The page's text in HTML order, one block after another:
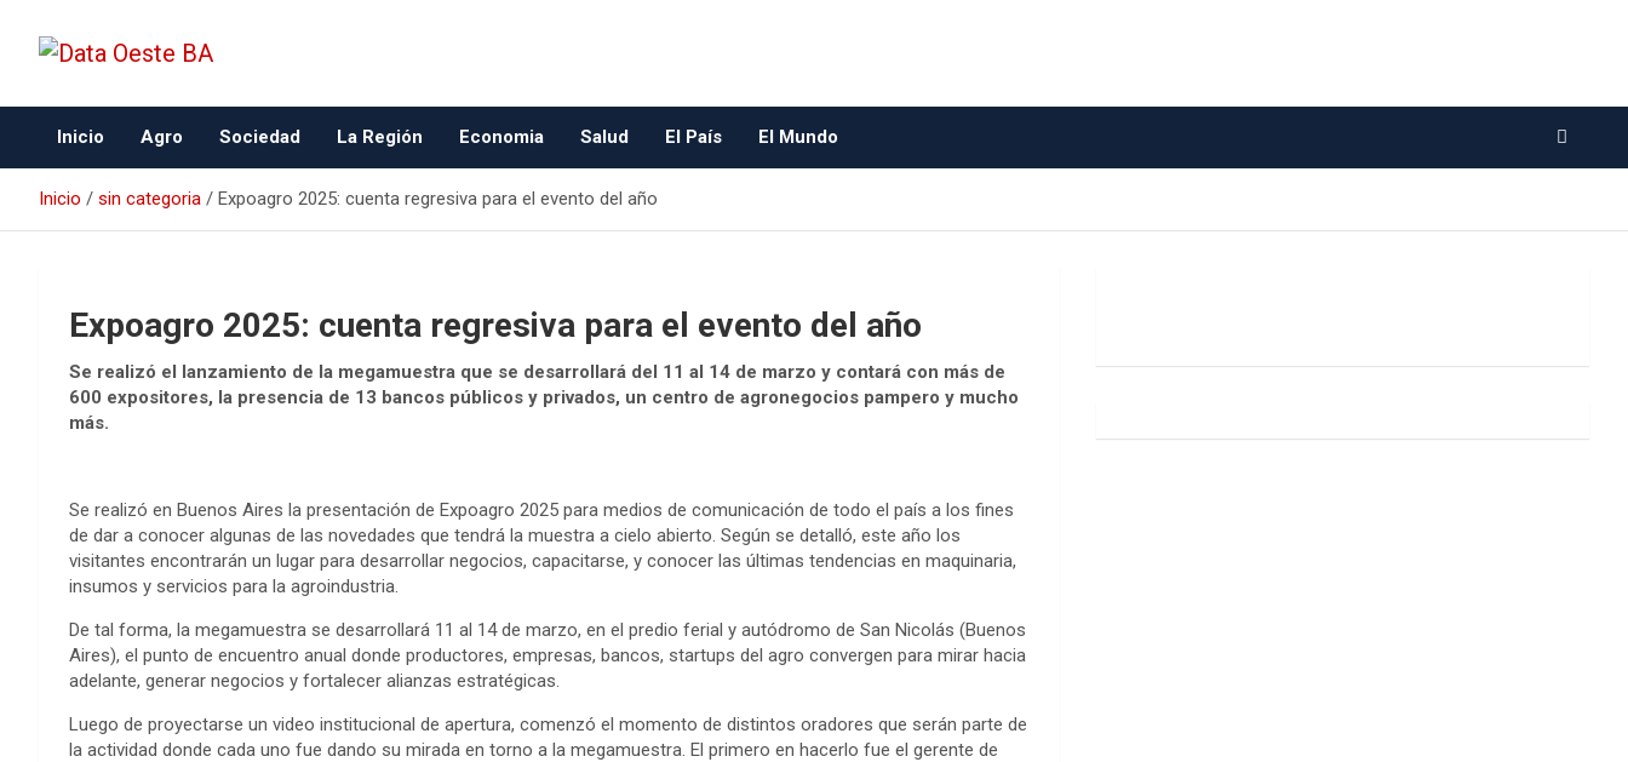
Data Oeste BA
Inicio Agro Sociedad La Región Economia Salud El País El Mundo
Inicio sin categoria Expoagro 2025: cuenta regresiva para el evento del año
Expoagro 2025: cuenta regresiva para el evento del año
Se realizó el lanzamiento de la megamuestra que se desarrollará del 11 al 14 de marzo y contará con más de
600 expositores, la presencia de 13 bancos públicos y privados, un centro de agronegocios pampero y mucho
más.
Se realizó en Buenos Aires la presentación de Expoagro 2025 para medios de comunicación de todo el país a los fines
de dar a conocer algunas de las novedades que tendrá la muestra a cielo abierto. Según se detalló, este año los
visitantes encontrarán un lugar para desarrollar negocios, capacitarse, y conocer las últimas tendencias en maquinaria,
insumos y servicios para la agroindustria.
De tal forma, la megamuestra se desarrollará 11 al 14 de marzo, en el predio ferial y autódromo de San Nicolás (Buenos
Aires), el punto de encuentro anual donde productores, empresas, bancos, startups del agro convergen para mirar hacia
adelante, generar negocios y fortalecer alianzas estratégicas.
Luego de proyectarse un video institucional de apertura, comenzó el momento de distintos oradores que serán parte de
la actividad donde cada uno fue dando su mirada en torno a la megamuestra. El primero en hacerlo fue el gerente de